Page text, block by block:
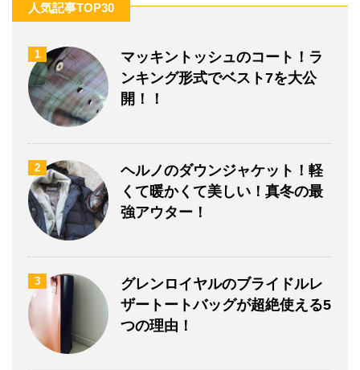
人気記事TOP30
1
マッキントッシュのコート！ラ
ンキング形式でベスト7を大公
開！！
2
ヘルノのダウンジャケット！軽
くて暖かくて美しい！真冬の最
強アウター！
3
グレンロイヤルのブライドルレ
ザートートバッグが超絶使える5
つの理由！